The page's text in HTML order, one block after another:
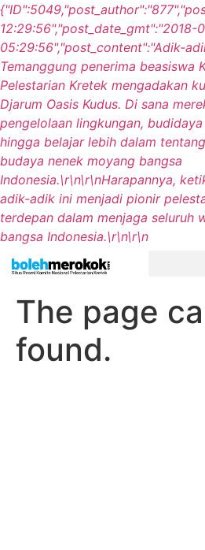
12:29:56","post_date_gmt":"2018-
05:29:56","post_content":"Adik-
Temanggung penerima beasiswa
Pelestarian Kretek mengadakan
Djarum Oasis Kudus. Di sana
pengelolaan lingkungan,
hingga belajar lebih dalam
budaya nenek moyang bangsa
Indonesia.\r\n\r\nHarapannya,
adik-adik ini menjadi pionir
terdepan dalam menjaga seluruh
bangsa Indonesia.\r\n\r\n